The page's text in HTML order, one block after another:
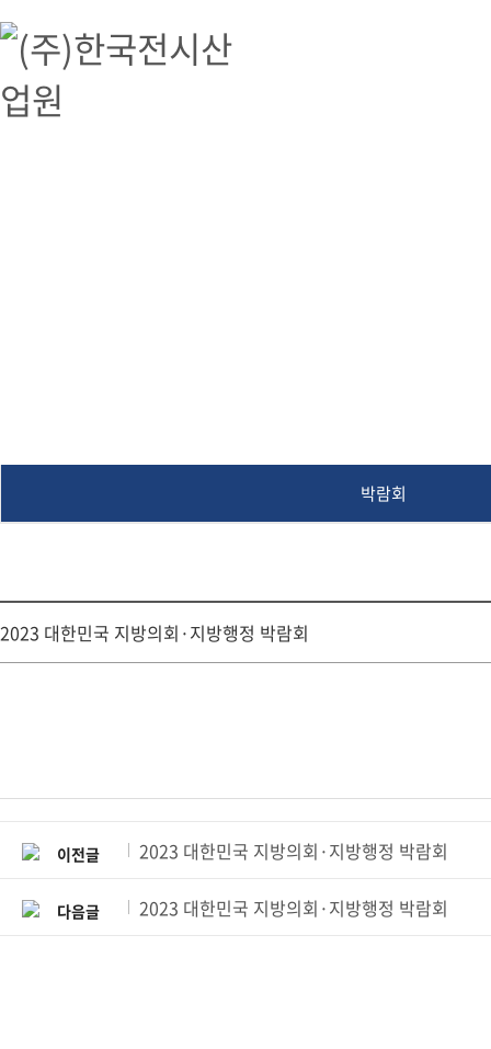
(주)한국전시산업원
(주)한국전시산업원, 박람회, 전시, 해외박람회 대행, 공연기획, 문화예술
박람회
2023 대한민국 지방의회·지방행정 박람회
이전글 2023 대한민국 지방의회·지방행정 박람회
2023 대한민국 지방의회·지방행정 박람회
다음글